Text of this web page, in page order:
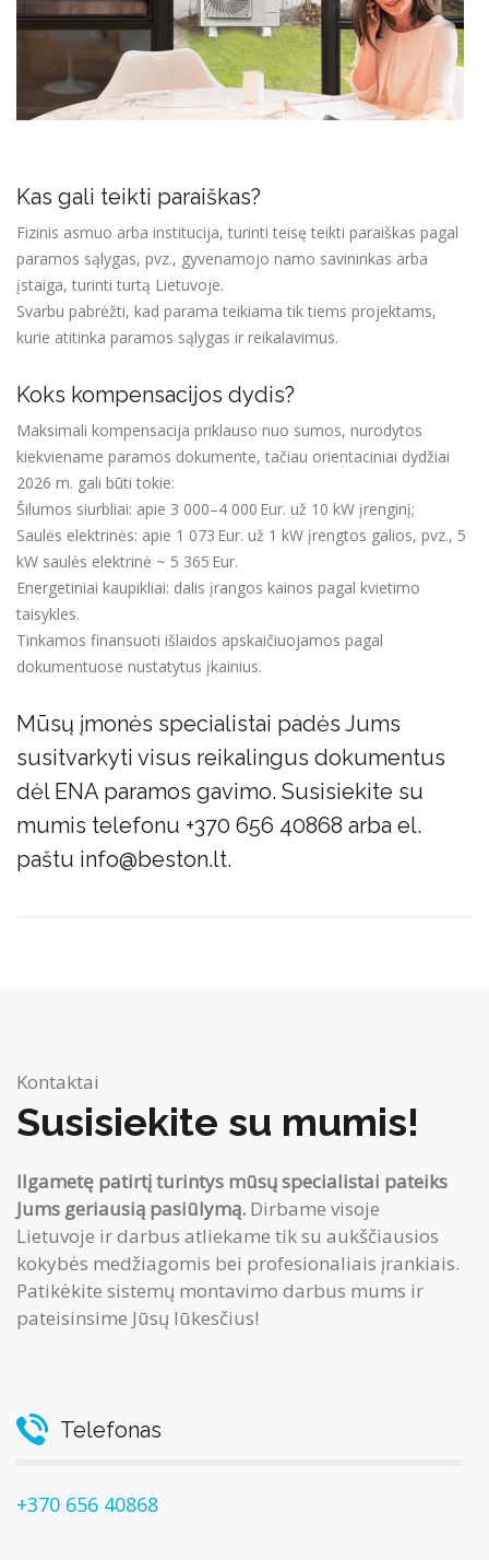
Kas gali teikti paraiškas?
Fizinis asmuo arba institucija, turinti teisę teikti paraiškas pagal
paramos sąlygas, pvz., gyvenamojo namo savininkas arba
įstaiga, turinti turtą Lietuvoje.
Svarbu pabrėžti, kad parama teikiama tik tiems projektams,
kurie atitinka paramos sąlygas ir reikalavimus.
Koks kompensacijos dydis?
Maksimali kompensacija priklauso nuo sumos, nurodytos
kiekviename paramos dokumente, tačiau orientaciniai dydžiai
2026 m. gali būti tokie:
Šilumos siurbliai: apie 3 000–4 000 Eur. už 10 kW įrenginį;
Saulės elektrinės: apie 1 073 Eur. už 1 kW įrengtos galios, pvz., 5
kW saulės elektrinė ~ 5 365 Eur.
Energetiniai kaupikliai: dalis įrangos kainos pagal kvietimo
taisykles.
Tinkamos finansuoti išlaidos apskaičiuojamos pagal
dokumentuose nustatytus įkainius.
Mūsų įmonės specialistai padės Jums
susitvarkyti visus reikalingus dokumentus
dėl ENA paramos gavimo. Susisiekite su
mumis telefonu +370 656 40868 arba el.
paštu info@beston.lt.
Kontaktai
Susisiekite su mumis!
Ilgametę patirtį turintys mūsų specialistai pateiks
Jums geriausią pasiūlymą. Dirbame visoje
Lietuvoje ir darbus atliekame tik su aukščiausios
kokybės medžiagomis bei profesionaliais įrankiais.
Patikėkite sistemų montavimo darbus mums ir
pateisinsime Jūsų lūkesčius!
Telefonas
+370 656 40868